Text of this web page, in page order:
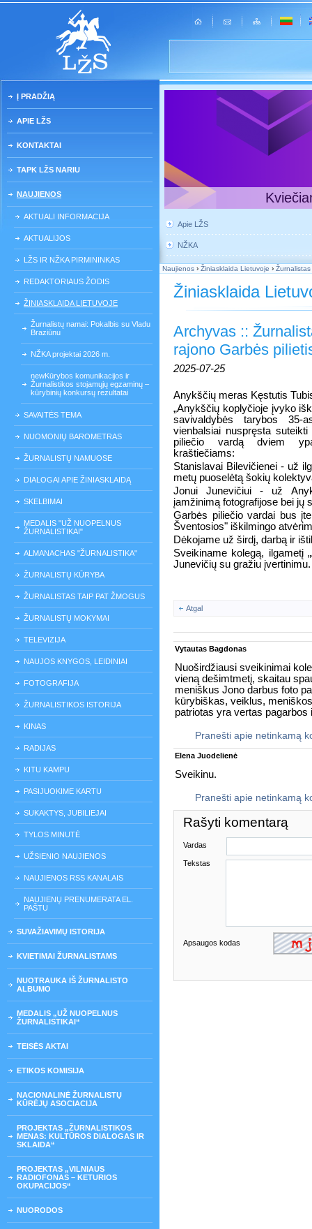
Į PRADŽIĄ
APIE LŽS
KONTAKTAI
TAPK LŽS NARIU
NAUJIENOS
AKTUALI INFORMACIJA
AKTUALIJOS
LŽS IR NŽKA PIRMININKAS
REDAKTORIAUS ŽODIS
ŽINIASKLAIDA LIETUVOJE
Žurnalistų namai: Pokalbis su Vladu
Braziūnu
NŽKA projektai 2026 m.
newKūrybos komunikacijos ir
Žurnalistikos stojamųjų egzaminų –
kūrybinių konkursų rezultatai
SAVAITĖS TEMA
NUOMONIŲ BAROMETRAS
ŽURNALISTŲ NAMUOSE
DIALOGAI APIE ŽINIASKLAIDĄ
SKELBIMAI
MEDALIS "UŽ NUOPELNUS
ŽURNALISTIKAI"
ALMANACHAS "ŽURNALISTIKA"
ŽURNALISTŲ KŪRYBA
ŽURNALISTAS TAIP PAT ŽMOGUS
ŽURNALISTŲ MOKYMAI
TELEVIZIJA
NAUJOS KNYGOS, LEIDINIAI
FOTOGRAFIJA
ŽURNALISTIKOS ISTORIJA
KINAS
RADIJAS
KITU KAMPU
PASIJUOKIME KARTU
SUKAKTYS, JUBILIEJAI
TYLOS MINUTĖ
UŽSIENIO NAUJIENOS
NAUJIENOS RSS KANALAIS
NAUJIENŲ PRENUMERATA EL.
PAŠTU
SUVAŽIAVIMŲ ISTORIJA
KVIETIMAI ŽURNALISTAMS
NUOTRAUKA IŠ ŽURNALISTO
ALBUMO
MEDALIS „UŽ NUOPELNUS
ŽURNALISTIKAI“
TEISĖS AKTAI
ETIKOS KOMISIJA
NACIONALINĖ ŽURNALISTŲ
KŪRĖJŲ ASOCIACIJA
PROJEKTAS „ŽURNALISTIKOS
MENAS: KULTŪROS DIALOGAS IR
SKLAIDA“
PROJEKTAS „VILNIAUS
RADIOFONAS – KETURIOS
OKUPACIJOS“
NUORODOS
Apie LŽS
NŽKA
Naujienos › Žiniasklaida Lietuvoje ›
Žiniasklaida
Archyvas ::
rajono Garbės
2025-07-25
Anykščių meras Kęstutis
„Anykščių koplyčioje įvyko
savivaldybės tarybos
vienbalsiai nuspręsta
piliečio vardą dviem
kraštiečiams:
Stanislavai Bilevičienei - už
metų puoselėtą šokių
Jonui Junevičiui - už
įamžinimą fotografijose bei jų
Garbės piliečio vardai bus
Šventosios" iškilmingo
Dėkojame už širdį, darbą ir
Sveikiname kolegą, ilgametį
Junevičių su gražiu įvertinimu.
Atgal
Vytautas Bagdonas
Nuoširdžiausi sveikinimai
vieną dešimtmetį, skaitau
meniškus Jono darbus foto
kūrybiškas, veiklus,
patriotas yra vertas pagarbos
Pranešti apie netinkamą
Elena Juodelienė
Sveikinu.
Pranešti apie netinkamą
Rašyti komentarą
Vardas
Tekstas
Apsaugos kodas